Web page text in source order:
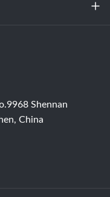
кімната
Shennan
China